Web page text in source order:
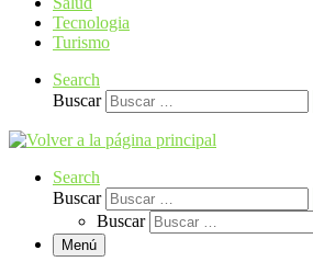
Tecnologia
Turismo
Search
Buscar
Search
Buscar
Buscar
Menú